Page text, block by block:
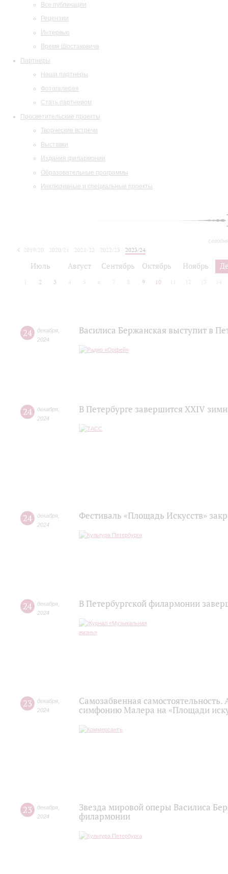
Все публикации
Рецензии
Интервью
Время Шостаковича
Партнеры
Наши партнеры
Фотогалерея
Стать партнером
Просветительские проекты
Творческие встречи
Выставки
Издания филармонии
Образовательные программы
Инклюзивные и специальные проекты
2019/20 2020/21 2021/22 2022/23
2023/24
Июль Август Сентябрь Октябрь Ноябрь
2 3 4 5 6 7 8 9 10 12 13 14
24 декабря
2024
Василиса Бержанская выступит в
24 декабря
2024
В Петербурге завершится XXIV
24 декабря
2024
Фестиваль «Площадь Искусств»
24 декабря
2024
В Петербургской филармонии
23 декабря
2024
Самозабвенная
симфонию Малера на «Площади
23 декабря
2024
Звезда мировой оперы Василиса
филармонии